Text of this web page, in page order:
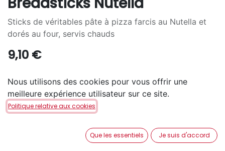
Sticks de véritables pâte à pizza farcis au Nutella et
dorés au four, servis chauds
9,10 €
AJOUTER AU PANIER
Disponible en retrait en magasin via notre service
Nous utilisons des cookies pour vous offrir une
meilleure expérience utilisateur sur ce site.
Politique relative aux cookies
Que les essentiels Je suis d'accord